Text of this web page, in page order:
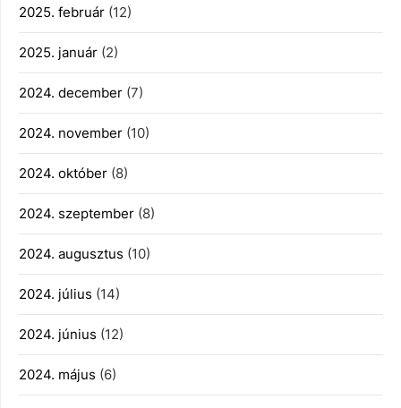
2025. február (12)
2025. január (2)
2024. december (7)
2024. november (10)
2024. október (8)
2024. szeptember (8)
2024. augusztus (10)
2024. július (14)
2024. június (12)
2024. május (6)